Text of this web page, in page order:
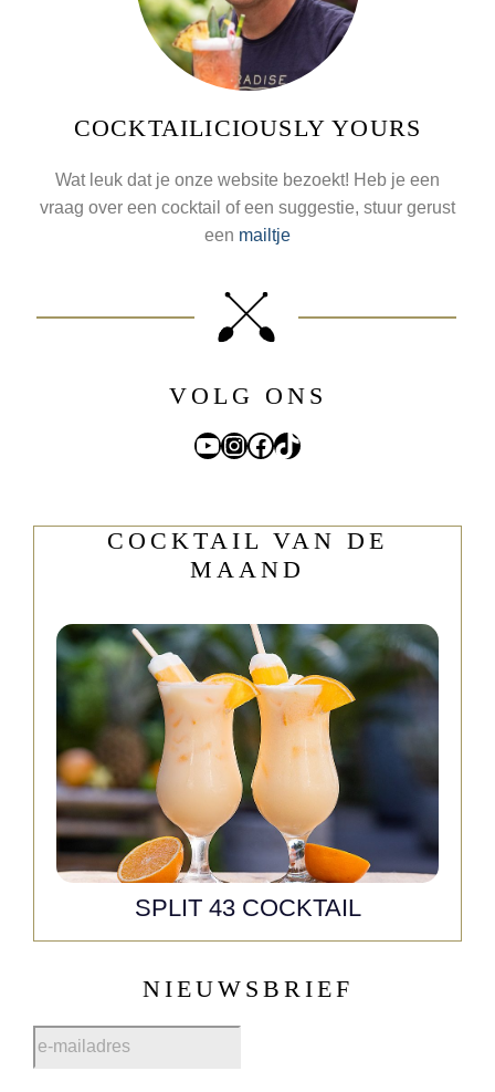
COCKTAILICIOUSLY YOURS
Wat leuk dat je onze website bezoekt! Heb je een
vraag over een cocktail of een suggestie, stuur gerust
een mailtje
VOLG ONS
YouTube
Instagram
Facebook
TikTok
COCKTAIL VAN DE
MAAND
SPLIT 43 COCKTAIL
NIEUWSBRIEF